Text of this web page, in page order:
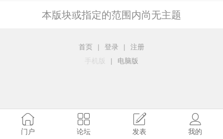
本版块或指定的范围内尚无主题
首页 | 登录 |
注册
手机版
| 电脑版
门户 论坛 发表 我的